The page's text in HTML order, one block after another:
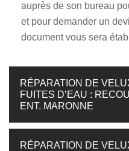
auprès de son bureau
et pour demander un
document vous sera
RÉPARATION DE
FUITES D’EAU :
ENT. MARONNE
RÉPARATION DE